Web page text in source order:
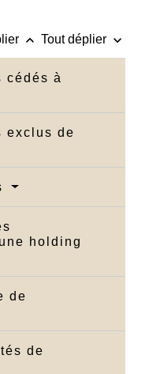
keyboard_arrow_up Tout déplier keyboard_arrow_down
cédés à
exclus de
holding
de
de